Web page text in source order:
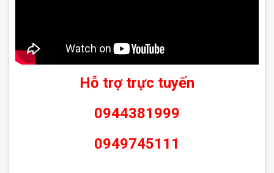
Hỗ trợ trực tuyến
0944381999
0949745111